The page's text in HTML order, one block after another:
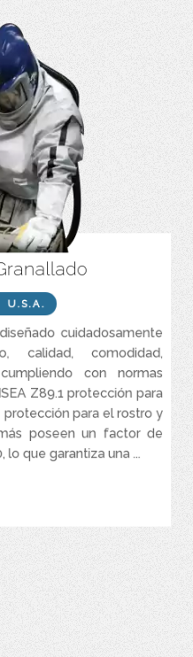
U.S.A.
cuidadosamente
calidad, comodidad,
con normas
Z89.1 protección para
protección para el rostro y
poseen un factor de
que garantiza una ...
(norma ANSI/ISEA Z89), cara
similares
durabilidad, ligeros y cómodos
mayor flujo y refrigeración
perfectamente ajustables